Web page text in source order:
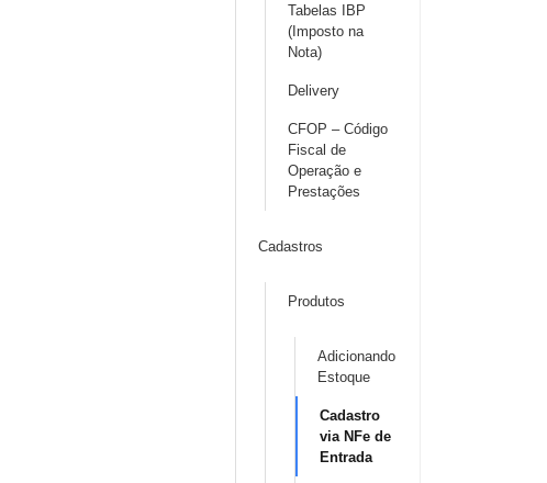
Tabelas IBP
(Imposto na
Nota)
Delivery
CFOP – Código
Fiscal de
Operação e
Prestações
Cadastros
Produtos
Adicionando
Estoque
Cadastro
via NFe de
Entrada